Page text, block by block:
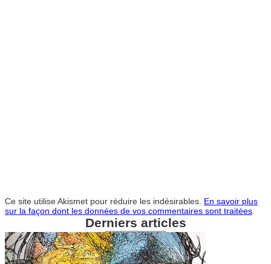
Ce site utilise Akismet pour réduire les indésirables. En savoir plus
sur la façon dont les données de vos commentaires sont traitées
Derniers articles